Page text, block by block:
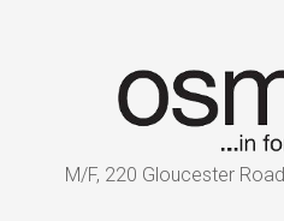
M/F, 220 Gloucester